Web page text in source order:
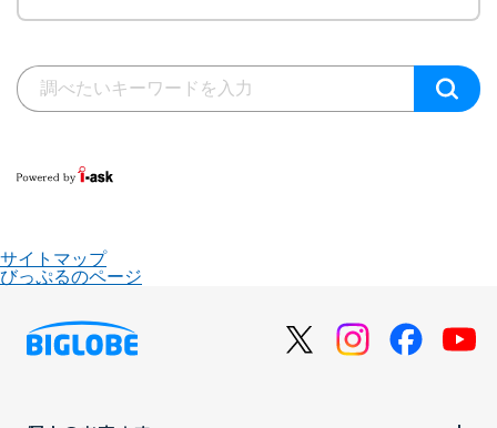
サイトマップ
びっぷるのページ